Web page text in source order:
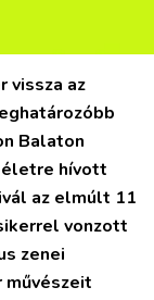
vissza az
Balaton
hívott
az elmúlt 11
vonzott
zenei